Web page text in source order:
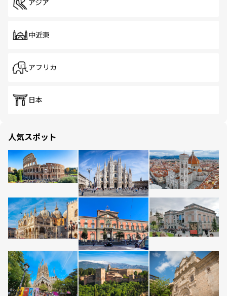
アジア
中近東
アフリカ
日本
人気スポット